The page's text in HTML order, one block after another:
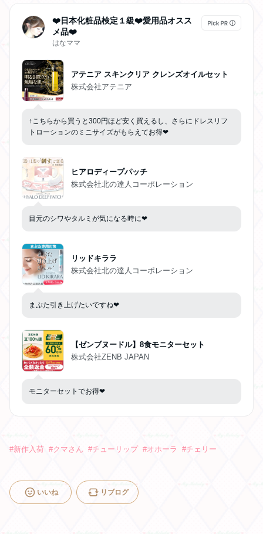
❤️日本化粧品検定１級❤️愛用品オスス
メ品❤️
はなママ
アテニア スキンクリア クレンズオイルセット
株式会社アテニア
↑こちらから買うと300円ほど安く買えるし、さらにドレスリフ
トローションのミニサイズがもらえてお得❤︎
ヒアロディープパッチ
株式会社北の達人コーポレーション
目元のシワやタルミが気になる時に❤︎
リッドキララ
株式会社北の達人コーポレーション
まぶた引き上げたいですね❤︎
【ゼンブヌードル】8食モニターセット
株式会社ZENB JAPAN
モニターセットでお得❤︎
#新作入荷 #クマさん #チューリップ #オホーラ #チェリー
いいね リブログ